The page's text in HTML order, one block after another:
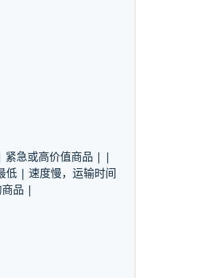
紧急或高价值商品 | |
低 | 速度慢，运输时间
品 |